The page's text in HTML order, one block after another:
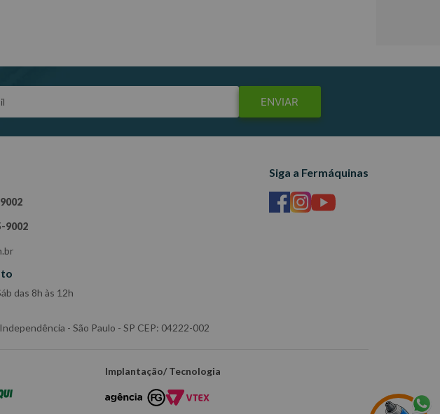
ENVIAR
9002
das 8h às 12h
- São Paulo - SP CEP: 04222-002
Siga a Fermáquinas
Implantação/ Tecnologia